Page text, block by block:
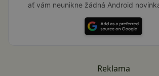
ať vám neunikne žádná Android
Reklama